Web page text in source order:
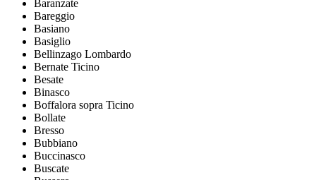
Baranzate
Bareggio
Basiano
Basiglio
Bellinzago Lombardo
Bernate Ticino
Besate
Binasco
Boffalora sopra Ticino
Bollate
Bresso
Bubbiano
Buccinasco
Buscate